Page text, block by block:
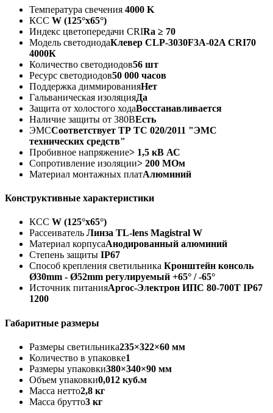
Температура свечения 4000 K
КСС W (125°х65°)
Индекс цветопередачи CRIRa ≥ 70
Модель светодиодаКлевер CLP-3030F3A-02A CRI70
4000К
Количество светодиодов56 шт
Ресурс светодиодов50 000 часов
Поддержка диммированияНет
Гальваническая изоляцияДа
Защита от холостого ходаВосстанавливается
Наличие защиты от 380ВЕсть
ЭМССоответствует ТР ТС 020/2011 "ЭМС
технических средств"
Пробивное напряжение> 1,5 кВ АС
Сопротивление изоляции> 200 МОм
Материал монтажных платАлюминий
Конструктивные характеристики
КСС W (125°х65°)
Рассеиватель Линза TL-lens Magistral W
Материал корпусаАнодированный алюминий
Степень защиты IP67
Способ крепления светильника Кронштейн консоль
Ø30mm - Ø52mm регулируемый +65° / -65°
Источник питанияАргос-Электрон ИПС 80-700Т IP67
1200
Габаритные размеры
Размеры светильника235×322×60 мм
Количество в упаковке1
Размеры упаковки380×340×90 мм
Объем упаковки0,012 куб.м
Масса нетто2,8 кг
Масса брутто3 кг